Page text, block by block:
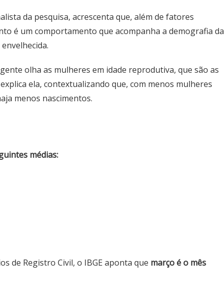
da pesquisa, acrescenta que, além de fatores
é um comportamento que acompanha a demografia da
olha as mulheres em idade reprodutiva, que são as
ela, contextualizando que, com menos mulheres
menos nascimentos.
médias:
de Registro Civil, o IBGE aponta que março é o mês